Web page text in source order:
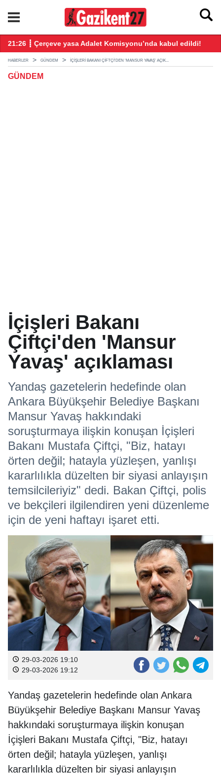
21:26 ┋ Çerçeve yasa Adalet Komisyonu’nda kabul edildi!
HABERLER GÜNDEM İÇIŞLERI BAKANI ÇIFTÇI'DEN 'MANSUR YAVAŞ' AÇIK...
GÜNDEM
İçişleri Bakanı
Çiftçi'den 'Mansur
Yavaş' açıklaması
Yandaş gazetelerin hedefinde olan
Ankara Büyükşehir Belediye Başkanı
Mansur Yavaş hakkındaki
soruşturmaya ilişkin konuşan İçişleri
Bakanı Mustafa Çiftçi, "Biz, hatayı
örten değil; hatayla yüzleşen, yanlışı
kararlılıkla düzelten bir siyasi anlayışın
temsilcileriyiz" dedi. Bakan Çiftçi, polis
ve bekçileri ilgilendiren yeni düzenleme
için de yeni haftayı işaret etti.
29-03-2026 19:10
29-03-2026 19:12
Yandaş gazetelerin hedefinde olan Ankara
Büyükşehir Belediye Başkanı Mansur Yavaş
hakkındaki soruşturmaya ilişkin konuşan
İçişleri Bakanı Mustafa Çiftçi, "Biz, hatayı
örten değil; hatayla yüzleşen, yanlışı
kararlılıkla düzelten bir siyasi anlayışın